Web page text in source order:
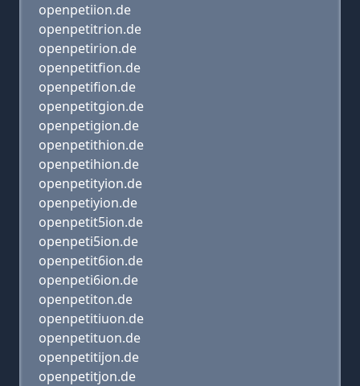
openpetiion.de
openpetitrion.de
openpetirion.de
openpetitfion.de
openpetifion.de
openpetitgion.de
openpetigion.de
openpetithion.de
openpetihion.de
openpetityion.de
openpetiyion.de
openpetit5ion.de
openpeti5ion.de
openpetit6ion.de
openpeti6ion.de
openpetiton.de
openpetitiuon.de
openpetituon.de
openpetitijon.de
openpetitjon.de